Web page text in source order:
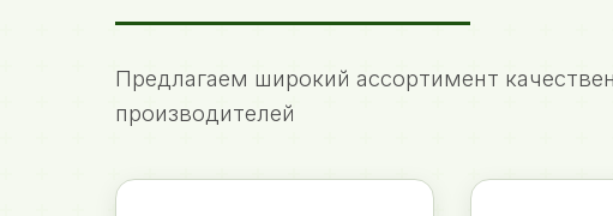
Предлагаем широкий ассортимент
производителей